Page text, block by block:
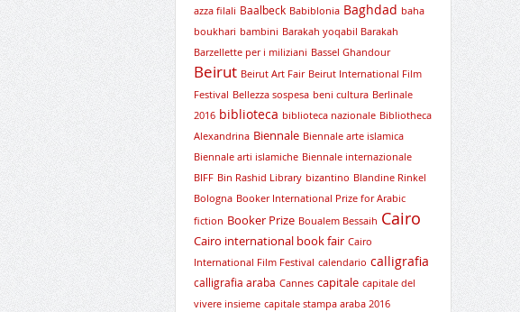
azza filali Baalbeck Babiblonia Baghdad baha
boukhari bambini Barakah yoqabil Barakah
Barzellette per i miliziani Bassel Ghandour
Beirut Beirut Art Fair Beirut International Film
Festival Bellezza sospesa beni cultura Berlinale
2016 biblioteca biblioteca nazionale Bibliotheca
Alexandrina Biennale Biennale arte islamica
Biennale arti islamiche Biennale internazionale
BIFF Bin Rashid Library bizantino Blandine Rinkel
Bologna Booker International Prize for Arabic
fiction Booker Prize Boualem Bessaih Cairo
Cairo international book fair Cairo
International Film Festival calendario calligrafia
calligrafia araba Cannes capitale capitale del
vivere insieme capitale stampa araba 2016